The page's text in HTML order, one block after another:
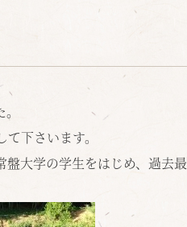
下さいます。
大学の学生をはじめ、過去最